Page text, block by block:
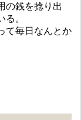
の銭を捻り出
。
て毎日なんとか